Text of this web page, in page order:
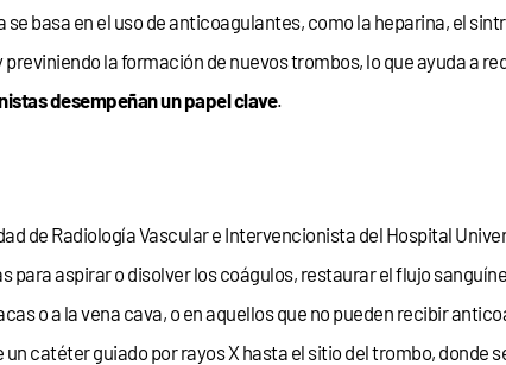
basa en el uso de anticoagulantes, como la heparina, el
la formación de nuevos trombos, lo que ayuda a
desempeñan un papel clave.
de Radiología Vascular e Intervencionista del Hospital
para aspirar o disolver los coágulos, restaurar el flujo
o a la vena cava, o en aquellos que no pueden recibir
catéter guiado por rayos X hasta el sitio del trombo, donde